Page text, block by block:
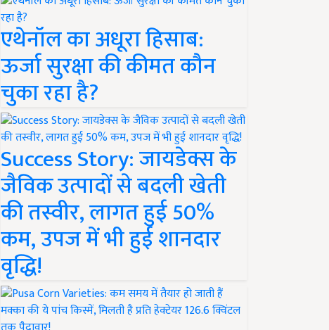
एथेनॉल का अधूरा हिसाब:
ऊर्जा सुरक्षा की कीमत कौन
चुका रहा है?
Success Story: जायडेक्स के
जैविक उत्पादों से बदली खेती
की तस्वीर, लागत हुई 50%
कम, उपज में भी हुई शानदार
वृद्धि!